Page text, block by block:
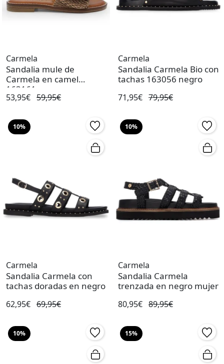
Carmela
Sandalia mule de
Carmela en camel
163161
53,95€ 59,95€
Carmela
Sandalia Carmela Bio con
tachas 163056 negro
71,95€ 79,95€
10%
Carmela
Sandalia Carmela con
tachas doradas en negro
62,95€ 69,95€
10%
Carmela
Sandalia Carmela
trenzada en negro mujer
80,95€ 89,95€
10% 15%